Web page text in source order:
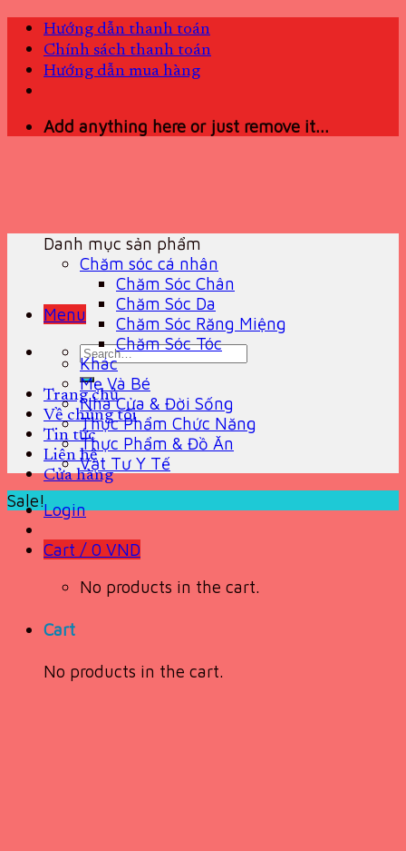
Skip
content
Hướng dẫn thanh toán
Chính sách thanh toán
Hướng dẫn mua hàng
Add anything here or just remove it...
Menu
Search
for:
Trang chủ
Về chúng tôi
Tin tức
Liên hệ
Cửa hàng
Login
Cart / 0 VND
No products in the cart.
Cart
No products in the cart.
Danh mục sản phẩm
Chăm sóc cá nhân
Chăm Sóc Chân
Chăm Sóc Da
Chăm Sóc Răng Miệng
Chăm Sóc Tóc
Khác
Mẹ Và Bé
Nhà Cửa & Đời Sống
Thực Phẩm Chức Năng
Thực Phẩm & Đồ Ăn
Vật Tư Y Tế
Sale!